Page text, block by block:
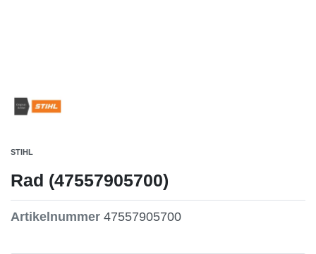
STIHL
Rad (47557905700)
Artikelnummer 47557905700